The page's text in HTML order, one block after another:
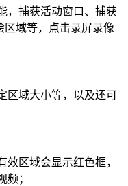
，捕获活动窗口、捕获
区域等，点击录屏录像
区域大小等，以及还可
区域会显示红色框，
频；